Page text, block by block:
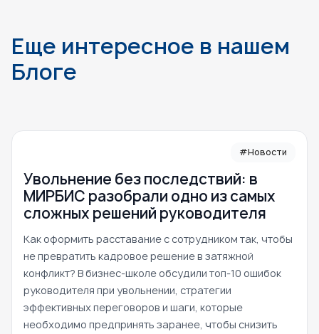
Еще интересное в нашем
Блоге
#Новости
Увольнение без последствий: в
МИРБИС разобрали одно из самых
сложных решений руководителя
Как оформить расставание с сотрудником так, чтобы
не превратить кадровое решение в затяжной
конфликт? В бизнес-школе обсудили топ-10 ошибок
руководителя при увольнении, стратегии
эффективных переговоров и шаги, которые
необходимо предпринять заранее, чтобы снизить